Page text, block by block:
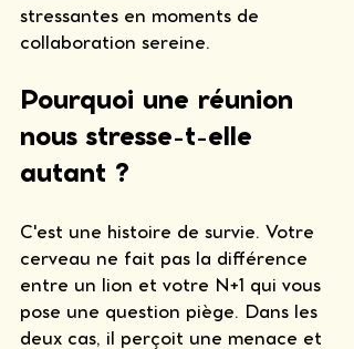
stressantes en moments de
collaboration sereine.
Pourquoi une réunion
nous stresse-t-elle
autant ?
C'est une histoire de survie. Votre
cerveau ne fait pas la différence
entre un lion et votre N+1 qui vous
pose une question piège. Dans les
deux cas, il perçoit une menace et